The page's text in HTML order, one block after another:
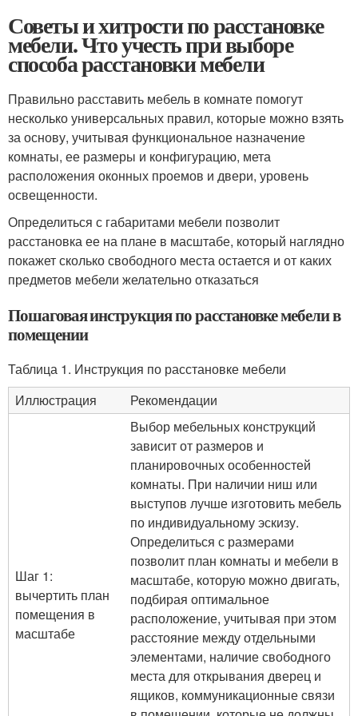
Советы и хитрости по расстановке
мебели. Что учесть при выборе
способа расстановки мебели
Правильно расставить мебель в комнате помогут
несколько универсальных правил, которые можно взять
за основу, учитывая функциональное назначение
комнаты, ее размеры и конфигурацию, мета
расположения оконных проемов и двери, уровень
освещенности.
Определиться с габаритами мебели позволит
расстановка ее на плане в масштабе, который наглядно
покажет сколько свободного места остается и от каких
предметов мебели желательно отказаться
Пошаговая инструкция по расстановке мебели в
помещении
Таблица 1. Инструкция по расстановке мебели
Иллюстрация
Рекомендации
Шаг 1:
вычертить план
помещения в
масштабе
Выбор мебельных конструкций
зависит от размеров и
планировочных особенностей
комнаты. При наличии ниш или
выступов лучше изготовить мебель
по индивидуальному эскизу.
Определиться с размерами
позволит план комнаты и мебели в
масштабе, которую можно двигать,
подбирая оптимальное
расположение, учитывая при этом
расстояние между отдельными
элементами, наличие свободного
места для открывания дверец и
ящиков, коммуникационные связи